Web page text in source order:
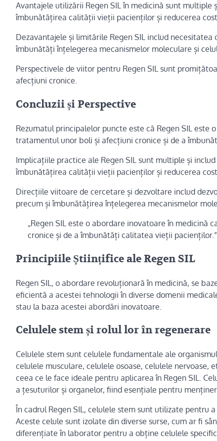
Avantajele utilizării Regen SIL în medicină sunt
îmbunătățirea calității vieții pacienților și reducerea
Dezavantajele și limitările Regen SIL includ
îmbunătăți înțelegerea mecanismelor moleculare și
Perspectivele de viitor pentru Regen SIL sunt
afecțiuni cronice.
Concluzii și Perspective
Rezumatul principalelor puncte este că Regen SIL
tratamentul unor boli și afecțiuni cronice și de a
Implicațiile practice ale Regen SIL sunt multiple și
îmbunătățirea calității vieții pacienților și reducerea
Direcțiile viitoare de cercetare și dezvoltare includ
precum și îmbunătățirea înțelegerea mecanismelor
„Regen SIL este o abordare inovatoare în
cronice și de a îmbunătăți calitatea vieții pacienților.”
Principiile Științifice ale Regen SIL
Regen SIL, o abordare revoluționară în medicină, se
eficientă a acestei tehnologii în diverse domenii
stau la baza acestei abordări inovatoare.
Celulele stem și rolul lor în regenerare
Celulele stem sunt celulele fundamentale ale
celulele musculare, celulele osoase, celulele nervoase,
ceea ce le face ideale pentru aplicarea în Regen SIL.
a țesuturilor și organelor, fiind esențiale pentru
În cadrul Regen SIL, celulele stem sunt utilizate pentru
Aceste celule sunt izolate din diverse surse, cum ar fi
diferențiate în laborator pentru a obține celulele